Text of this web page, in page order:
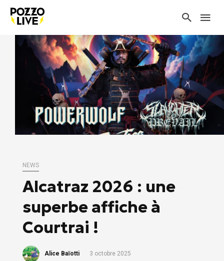
NEWS
Alcatraz 2026 : une
superbe affiche à
Courtrai !
Alice Baïotti 3 octobre 2025